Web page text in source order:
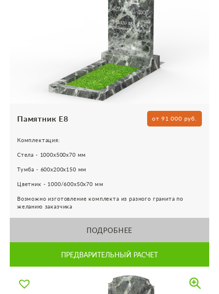
Памятник Е8 от 91 000 руб.
Комплектация:
Стела - 1000х500х70 мм
Тумба - 600х200х150 мм
Цветник - 1000/600х50х70 мм
Возможно изготовление комплекта из разного гранита по
желанию заказчика
ПОДРОБНЕЕ
ПРЕДВАРИТЕЛЬНЫЙ РАСЧЕТ